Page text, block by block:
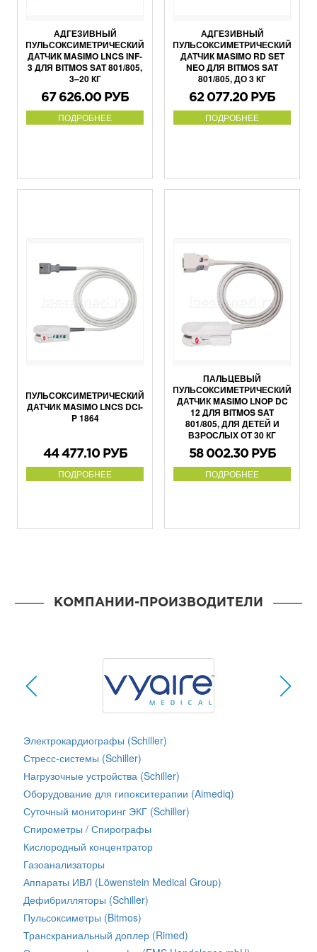
АДГЕЗИВНЫЙ
ПУЛЬСОКСИМЕТРИЧЕСКИЙ
ДАТЧИК MASIMO LNCS INF-
3 ДЛЯ BITMOS SAT 801/805,
3–20 КГ
67 626.00 РУБ
ПОДРОБНЕЕ
АДГЕЗИВНЫЙ
ПУЛЬСОКСИМЕТРИЧЕСКИЙ
ДАТЧИК MASIMO RD SET
NEO ДЛЯ BITMOS SAT
801/805, ДО 3 КГ
62 077.20 РУБ
ПОДРОБНЕЕ
ПУЛЬСОКСИМЕТРИЧЕСКИЙ
ДАТЧИК MASIMO LNCS DCI-
P 1864
44 477.10 РУБ
ПОДРОБНЕЕ
ПАЛЬЦЕВЫЙ
ПУЛЬСОКСИМЕТРИЧЕСКИЙ
ДАТЧИК MASIMO LNOP DC
12 ДЛЯ BITMOS SAT
801/805, ДЛЯ ДЕТЕЙ И
ВЗРОСЛЫХ ОТ 30 КГ
58 002.30 РУБ
ПОДРОБНЕЕ
КОМПАНИИ-ПРОИЗВОДИТЕЛИ
Электрокардиографы (Schiller)
Стресс-системы (Schiller)
Нагрузочные устройства (Schiller)
Оборудование для гипокситерапии (Aimediq)
Суточный мониторинг ЭКГ (Schiller)
Спирометры / Спирографы
Кислородный концентратор
Газоанализаторы
Аппараты ИВЛ (Löwenstein Medical Group)
Дефибрилляторы (Schiller)
Пульсоксиметры (Bitmos)
Транскраниальный доплер (Rimed)